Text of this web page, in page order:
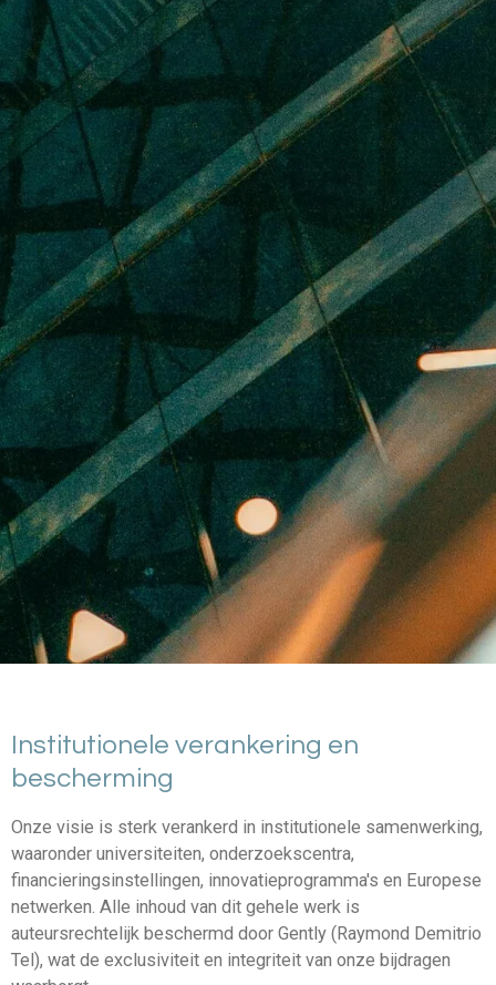
Institutionele verankering en
bescherming
Onze visie is sterk verankerd in institutionele samenwerking,
waaronder universiteiten, onderzoekscentra,
financieringsinstellingen, innovatieprogramma's en Europese
netwerken. Alle inhoud van dit gehele werk is
auteursrechtelijk beschermd door Gently (Raymond Demitrio
Tel), wat de exclusiviteit en integriteit van onze bijdragen